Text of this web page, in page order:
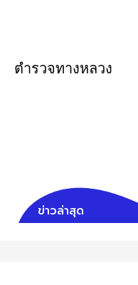
ตำรวจทางหลวง
ข่าวล่าสุด